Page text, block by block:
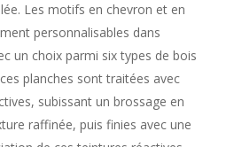
Les motifs en chevron et en
personnalisables dans
un choix parmi six types de bois
planches sont traitées avec
subissant un brossage en
raffinée, puis finies avec une